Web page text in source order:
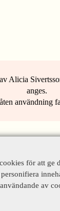
Alicia
anges.
användning
för att ge
av